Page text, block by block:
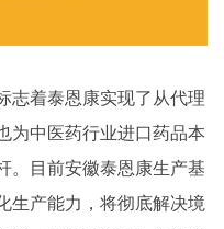
志着泰恩康实现了从代理
为中医药行业进口药品本
。目前安徽泰恩康生产基
生产能力，将彻底解决境